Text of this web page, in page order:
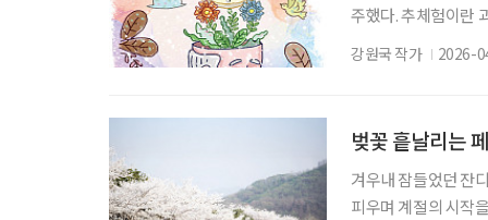
주했다. 추체험이란
체험을 자기의 체
그들의 생각을 미
강원국 작가 2026-
벚꽃 흩날리는
겨우내 잠들었던 잔
피우며 계절의 시작